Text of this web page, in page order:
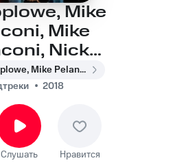
Mike
Mike
Nick
- Dub
Nick Coplowe, Mike Pelanconi, Mike Pelanconi, Nick Coplowe
2018
Слушать Нравится